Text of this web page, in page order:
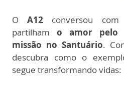
OA12 conversou com
partilham o amor pelo
missão no Santuário.
descubra como o
segue transformando vidas: